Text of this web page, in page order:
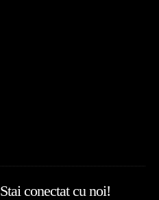
Stai conectat cu noi!